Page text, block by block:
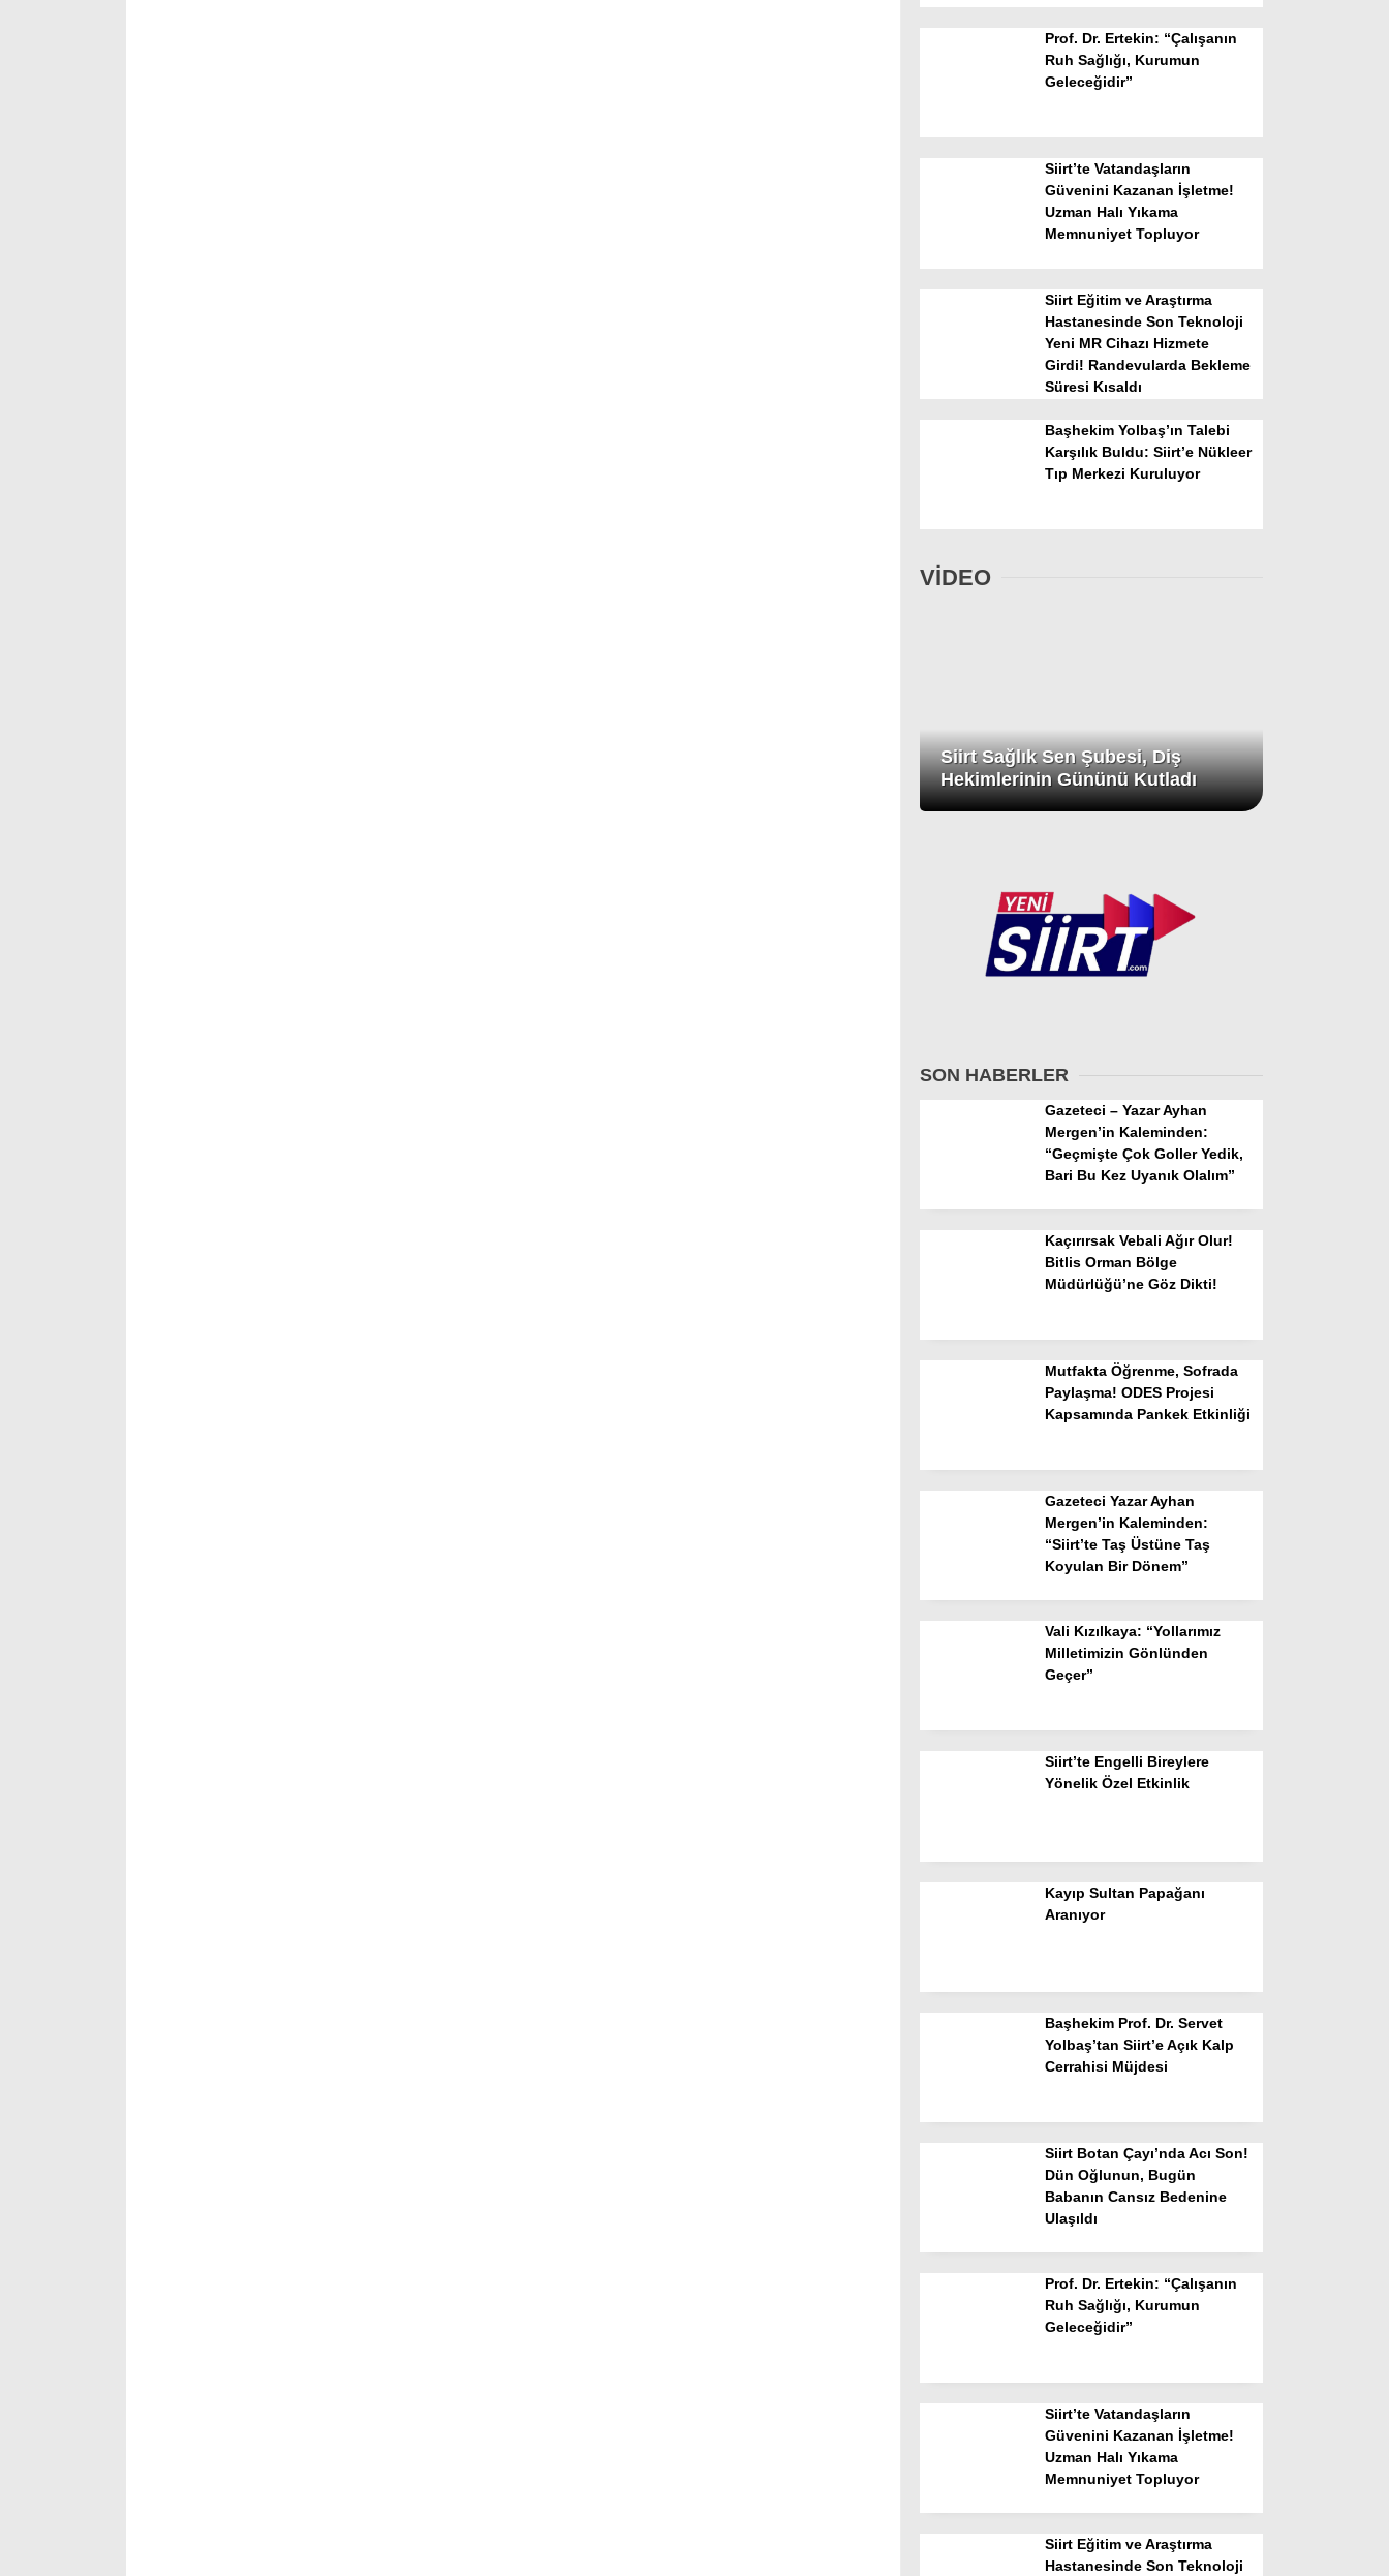
Instagram
Prof. Dr. Ertekin: “Çalışanın
Ruh Sağlığı, Kurumun
Geleceğidir”
Siirt’te Vatandaşların
Güvenini Kazanan İşletme!
Uzman Halı Yıkama
Memnuniyet Topluyor
Siirt Eğitim ve Araştırma
Hastanesinde Son Teknoloji
Yeni MR Cihazı Hizmete
Girdi! Randevularda Bekleme
Süresi Kısaldı
Başhekim Yolbaş’ın Talebi
Karşılık Buldu: Siirt’e Nükleer
Tıp Merkezi Kuruluyor
VİDEO
Siirt Sağlık Sen Şubesi, Diş
Hekimlerinin Gününü Kutladı
SON HABERLER
Gazeteci – Yazar Ayhan
Mergen’in Kaleminden:
“Geçmişte Çok Goller Yedik,
Bari Bu Kez Uyanık Olalım”
Kaçırırsak Vebali Ağır Olur!
Bitlis Orman Bölge
Müdürlüğü’ne Göz Dikti!
Mutfakta Öğrenme, Sofrada
Paylaşma! ODES Projesi
Kapsamında Pankek Etkinliği
Gazeteci Yazar Ayhan
Mergen’in Kaleminden:
“Siirt’te Taş Üstüne Taş
Koyulan Bir Dönem”
Vali Kızılkaya: “Yollarımız
Milletimizin Gönlünden
Geçer”
Siirt’te Engelli Bireylere
Yönelik Özel Etkinlik
Kayıp Sultan Papağanı
Aranıyor
Başhekim Prof. Dr. Servet
Yolbaş’tan Siirt’e Açık Kalp
Cerrahisi Müjdesi
Siirt Botan Çayı’nda Acı Son!
Dün Oğlunun, Bugün
Babanın Cansız Bedenine
Ulaşıldı
Prof. Dr. Ertekin: “Çalışanın
Ruh Sağlığı, Kurumun
Geleceğidir”
Siirt’te Vatandaşların
Güvenini Kazanan İşletme!
Uzman Halı Yıkama
Memnuniyet Topluyor
Siirt Eğitim ve Araştırma
Hastanesinde Son Teknoloji